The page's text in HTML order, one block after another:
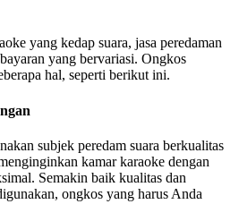
yang kedap suara, jasa peredaman
yang bervariasi. Ongkos
hal, seperti berikut ini.
subjek peredam suara berkualitas
kamar karaoke dengan
Semakin baik kualitas dan
ongkos yang harus Anda